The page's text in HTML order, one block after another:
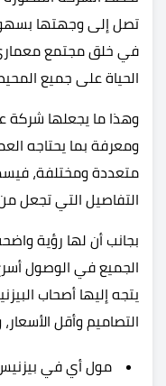
تصل إلى وجهتها
في خلق مجتمع
الحياة على جميع
وهذا ما يجعلها شركة
ومعرفة بما يحتاجه
متعددة ومختلفة،
التفاصيل التي تجعل
بجانب أن لها رؤية
الجميع في الوصول
يتجه إليها أصحاب
التصاميم وأقل
مول أي في